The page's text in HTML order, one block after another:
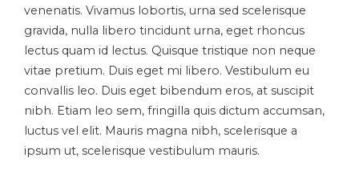
venenatis. Vivamus lobortis, urna sed scelerisque
gravida, nulla libero tincidunt urna, eget rhoncus
lectus quam id lectus. Quisque tristique non neque
vitae pretium. Duis eget mi libero. Vestibulum eu
convallis leo. Duis eget bibendum eros, at suscipit
nibh. Etiam leo sem, fringilla quis dictum accumsan,
luctus vel elit. Mauris magna nibh, scelerisque a
ipsum ut, scelerisque vestibulum mauris.